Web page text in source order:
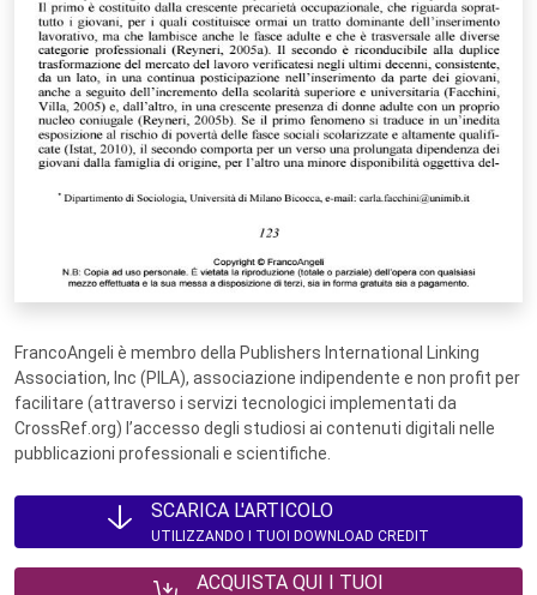
FrancoAngeli è membro della Publishers International Linking
Association, Inc (PILA), associazione indipendente e non profit per
facilitare (attraverso i servizi tecnologici implementati da
CrossRef.org) l’accesso degli studiosi ai contenuti digitali nelle
pubblicazioni professionali e scientifiche.
SCARICA L'ARTICOLO
UTILIZZANDO I TUOI DOWNLOAD CREDIT
ACQUISTA QUI I TUOI